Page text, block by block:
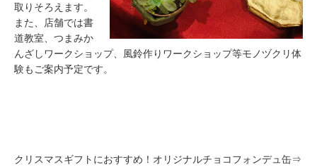
取りそろえます。
また、店舗では書
道教室、つまみか
んざしワークショップ、風鈴作りワークショップ等モノヅクリ体
験もご案内予定です。
クリスマスギフトにおすすめ！オリジナルチョコフォンデュ缶⇒